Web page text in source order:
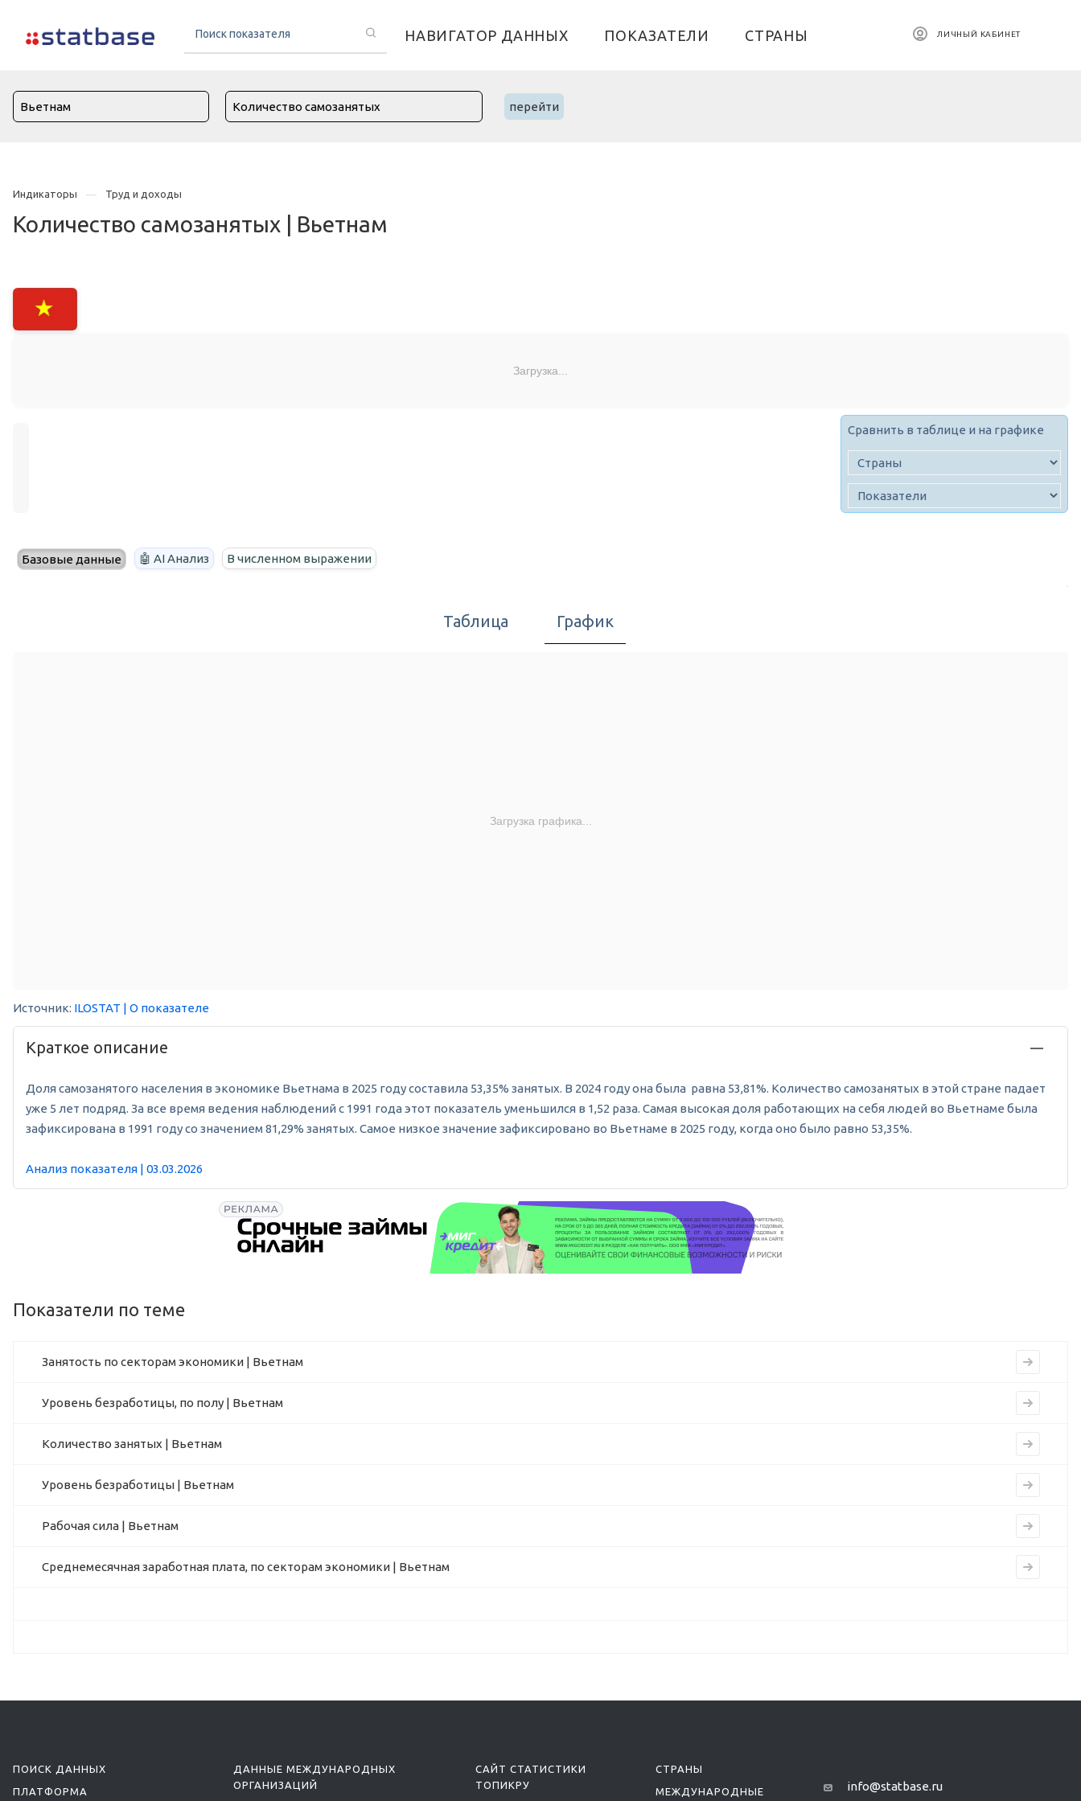
НАВИГАТОР ДАННЫХ ПОКАЗАТЕЛИ СТРАНЫ ЛИЧНЫЙ КАБИНЕТ
перейти
Индикаторы Труд и доходы
Количество самозанятых | Вьетнам
Загрузка...
Сравнить в таблице и на графике
Базовые данные 🤖 AI Анализ В численном выражении
Таблица График
Загрузка графика...
Источник: ILOSTAT | О показателе
Краткое описание
Доля самозанятого населения в экономике Вьетнама в 2025 году составила 53,35% занятых. В 2024 году она была равна 53,81%. Количество самозанятых в этой стране падает
уже 5 лет подряд. За все время ведения наблюдений с 1991 года этот показатель уменьшился в 1,52 раза. Самая высокая доля работающих на себя людей во Вьетнаме была
зафиксирована в 1991 году со значением 81,29% занятых. Самое низкое значение зафиксировано во Вьетнаме в 2025 году, когда оно было равно 53,35%.
Анализ показателя | 03.03.2026
Показатели по теме
Занятость по секторам экономики | Вьетнам
Уровень безработицы, по полу | Вьетнам
Количество занятых | Вьетнам
Уровень безработицы | Вьетнам
Рабочая сила | Вьетнам
Среднемесячная заработная плата, по секторам экономики | Вьетнам
ПОИСК ДАННЫХ
ПЛАТФОРМА
ДАННЫЕ МЕЖДУНАРОДНЫХ
ОРГАНИЗАЦИЙ
САЙТ СТАТИСТИКИ
ТОПИКРУ
СТРАНЫ
МЕЖДУНАРОДНЫЕ
info@statbase.ru